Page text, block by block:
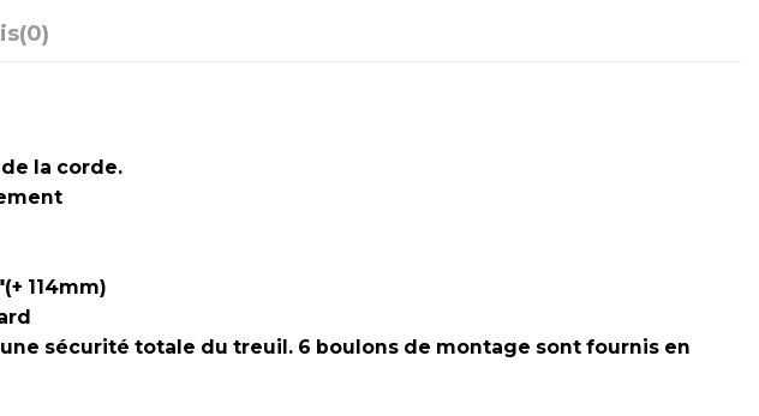
(0)
la corde.
114mm)
sécurité totale du treuil. 6 boulons de montage sont fournis en